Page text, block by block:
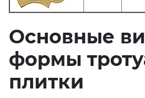
Основные
формы
плитки